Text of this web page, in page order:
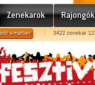
3422 zenekar